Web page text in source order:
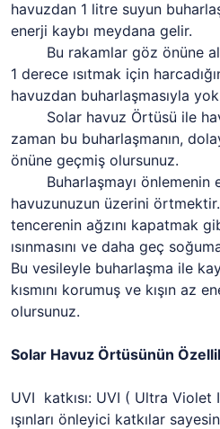
havuzdan 1 litre suyun
enerji kaybı meydana gelir.
Bu rakamlar göz önüne
1 derece ısıtmak için
havuzdan buharlaşmasıyla
Solar havuz Örtüsü ile
zaman bu buharlaşmanın,
önüne geçmiş olursunuz.
Buharlaşmayı önlemenin
havuzunuzun üzerini örtmektir.
tencerenin ağzını kapatmak
ısınmasını ve daha geç
Bu vesileyle buharlaşma ile
kısmını korumuş ve kışın az
olursunuz.
Solar Havuz Örtüsünün
UVI katkısı: UVI ( Ultra
ışınları önleyici katkılar